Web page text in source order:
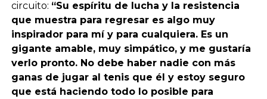
circuito: “Su espíritu de lucha y la resistencia
que muestra para regresar es algo muy
inspirador para mí y para cualquiera. Es un
gigante amable, muy simpático, y me gustaría
verlo pronto. No debe haber nadie con más
ganas de jugar al tenis que él y estoy seguro
que está haciendo todo lo posible para